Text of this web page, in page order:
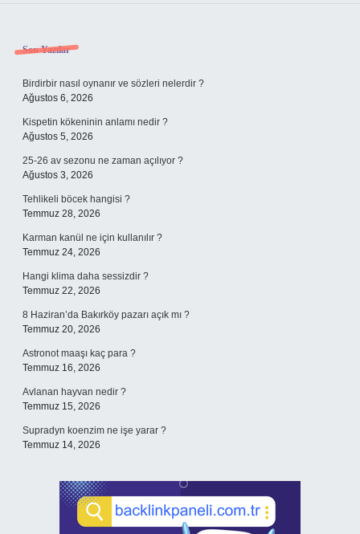
Sidebar
Son Yazılar
Birdirbir nasıl oynanır ve sözleri nelerdir ?
Ağustos 6, 2026
Kispetin kökeninin anlamı nedir ?
Ağustos 5, 2026
25-26 av sezonu ne zaman açılıyor ?
Ağustos 3, 2026
Tehlikeli böcek hangisi ?
Temmuz 28, 2026
Karman kanül ne için kullanılır ?
Temmuz 24, 2026
Hangi klima daha sessizdir ?
Temmuz 22, 2026
8 Haziran’da Bakırköy pazarı açık mı ?
Temmuz 20, 2026
Astronot maaşı kaç para ?
Temmuz 16, 2026
Avlanan hayvan nedir ?
Temmuz 15, 2026
Supradyn koenzim ne işe yarar ?
Temmuz 14, 2026